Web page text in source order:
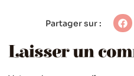
Partager sur :
Laisser un